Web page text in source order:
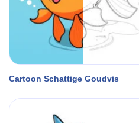
Cartoon Schattige Goudvis